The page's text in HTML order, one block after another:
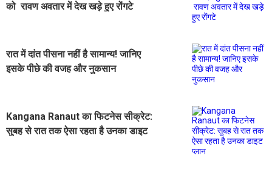
को रावण अवतार में देख खड़े हुए रोंगटे
रात में दांत पीसना नहीं है सामान्य! जानिए
इसके पीछे की वजह और नुकसान
Kangana Ranaut का फिटनेस सीक्रेट:
सुबह से रात तक ऐसा रहता है उनका डाइट